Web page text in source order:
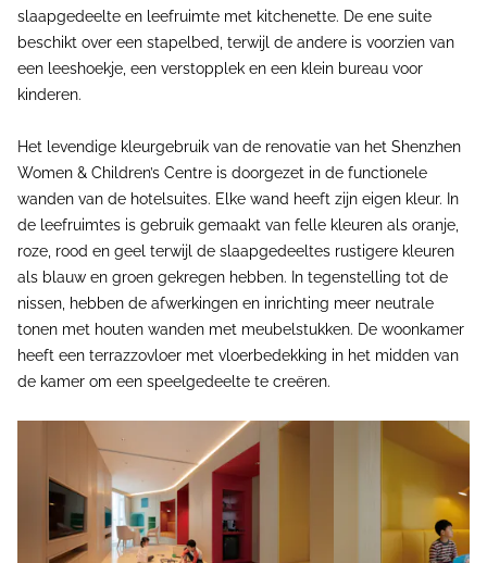
slaapgedeelte en leefruimte met kitchenette. De ene suite
beschikt over een stapelbed, terwijl de andere is voorzien van
een leeshoekje, een verstopplek en een klein bureau voor
kinderen.
Het levendige kleurgebruik van de renovatie van het Shenzhen
Women & Children’s Centre is doorgezet in de functionele
wanden van de hotelsuites. Elke wand heeft zijn eigen kleur. In
de leefruimtes is gebruik gemaakt van felle kleuren als oranje,
roze, rood en geel terwijl de slaapgedeeltes rustigere kleuren
als blauw en groen gekregen hebben. In tegenstelling tot de
nissen, hebben de afwerkingen en inrichting meer neutrale
tonen met houten wanden met meubelstukken. De woonkamer
heeft een terrazzovloer met vloerbedekking in het midden van
de kamer om een speelgedeelte te creëren.